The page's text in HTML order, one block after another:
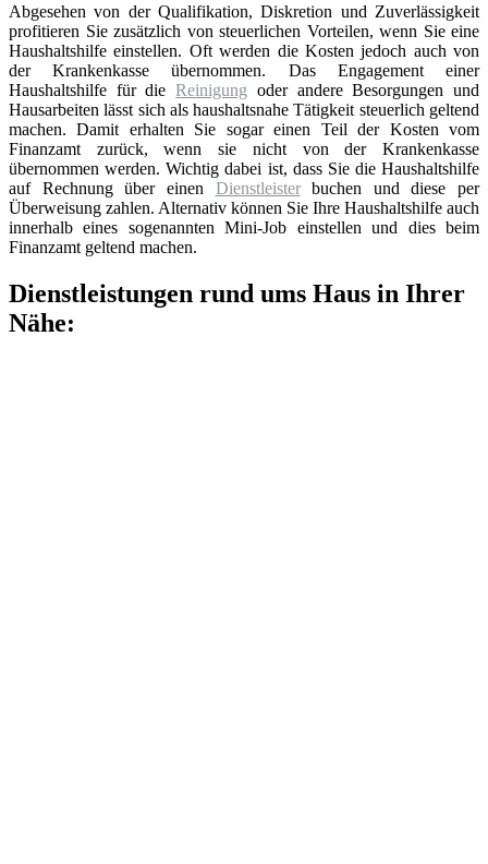
Abgesehen von der Qualifikation, Diskretion und Zuverlässigkeit
profitieren Sie zusätzlich von steuerlichen Vorteilen, wenn Sie eine
Haushaltshilfe einstellen. Oft werden die Kosten jedoch auch von
der Krankenkasse übernommen. Das Engagement einer
Haushaltshilfe für dieReinigung oder andere Besorgungen und
Hausarbeiten lässt sich als haushaltsnahe Tätigkeit steuerlich geltend
machen. Damit erhalten Sie sogar einen Teil der Kosten vom
Finanzamt zurück, wenn sie nicht von der Krankenkasse
übernommen werden. Wichtig dabei ist, dass Sie die Haushaltshilfe
auf Rechnung über einen Dienstleisterbuchen und diese per
Überweisung zahlen. Alternativ können Sie Ihre Haushaltshilfe auch
innerhalb eines sogenannten Mini-Job einstellen und dies beim
Finanzamt geltend machen.
Dienstleistungen rund ums Haus in Ihrer
Nähe: